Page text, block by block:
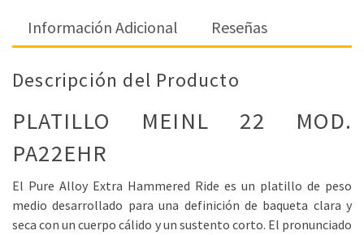
Información Adicional
Reseñas
Descripción del Producto
PLATILLO MEINL 22 MOD.
PA22EHR
El Pure Alloy Extra Hammered Ride es un platillo de peso
medio desarrollado para una definición de baqueta clara y
seca con un cuerpo cálido y un sustento corto. El pronunciado